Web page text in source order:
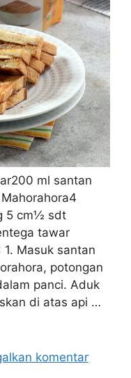
ml santan
5 cm½ sdt
tawar
Masuk santan
potongan
panci. Aduk
di atas api …
komentar